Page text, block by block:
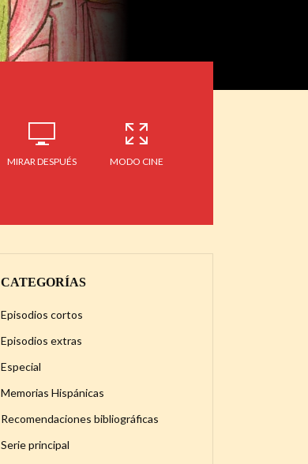
MIRAR DESPUÉS MODO CINE
CATEGORÍAS
Episodios cortos
Episodios extras
Especial
Memorias Hispánicas
Recomendaciones bibliográficas
Serie principal